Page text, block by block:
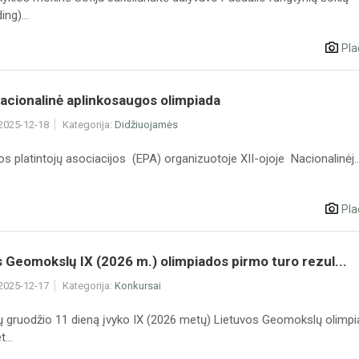
aplinkosaugos olimpiada
12-18 Kategorija: Didžiuojamės
platintojų asociacijos (EPA) organizuotoje XII-ojoje
Geomokslų IX (2026 m.) olimpiados pirmo turo rezul...
12-17 Kategorija: Konkursai
gruodžio 11 dieną įvyko IX (2026 metų) Lietuvos Geomokslų